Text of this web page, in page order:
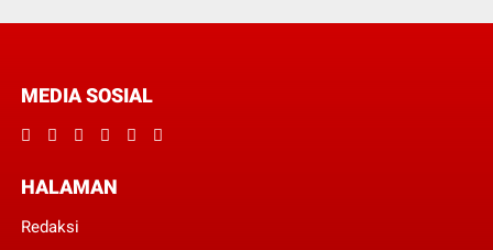
MEDIA SOSIAL
HALAMAN
Redaksi